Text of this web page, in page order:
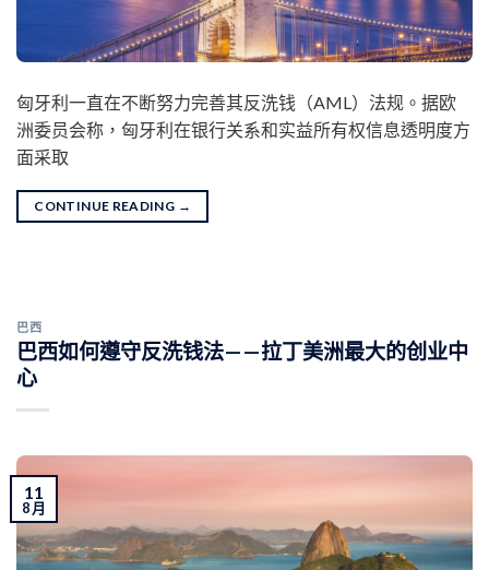
匈牙利一直在不断努力完善其反洗钱（AML）法规。据欧
洲委员会称，匈牙利在银行关系和实益所有权信息透明度方
面采取
CONTINUE READING →
巴西
巴西如何遵守反洗钱法——拉丁美洲最大的创业中
心
11
8 月